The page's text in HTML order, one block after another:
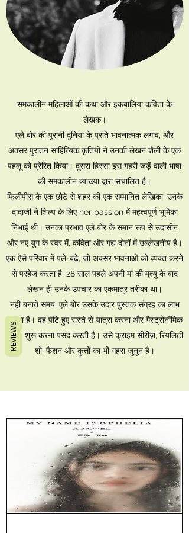
समकालीन महिलाओं की कथा और इकबालिया कविता के
लेखक।
एले बोर की पुरानी दुनिया के प्रति भावनात्मक लगाव, और
अक्सर पुरातन साहित्यिक कृतियों ने उनकी लेखन शैली के एक
पहलू को प्रेरित किया। दूसरा हिस्सा इस गहरी जड़ें वाली भाषा
की समकालीन व्याख्या द्वारा संचालित है।
फिलीपींस के एक छोटे से शहर की एक सम्मानित लेखिका, उनके
दादाजी ने शिल्प के लिए her passion में महत्वपूर्ण भूमिका
निभाई थी। उनका प्रभाव एले बोर के समान रूप से उदासीन
और नए युग के स्वर में, कविता और गद्य दोनों में उल्लेखनीय है।
एक ऐसे परिवार में पले-बढ़े, जो अक्सर भावनाओं को व्यक्त करने
से परहेज करता है, 28 साल पहले अपनी मां की मृत्यु के बाद
लेखन ही उनके उपचार का एकमात्र तरीका था।
नहीं बनाते समय, एले बोर उसके उदार पुस्तक संग्रह का लाभ
उठाता है। वह पीटे हुए रास्ते से यात्रा करना और गैस्ट्रोनॉमिक
रोमांच शुरू करना पसंद करती है। उसे क्राइम सीरीज़, रियलिटी
शो, फैशन और कुत्तों का भी गहरा जुनून है।
REVIEWS